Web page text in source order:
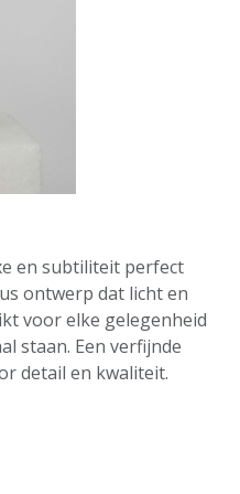
en subtiliteit perfect
ontwerp dat licht en
voor elke gelegenheid
staan. Een verfijnde
detail en kwaliteit.